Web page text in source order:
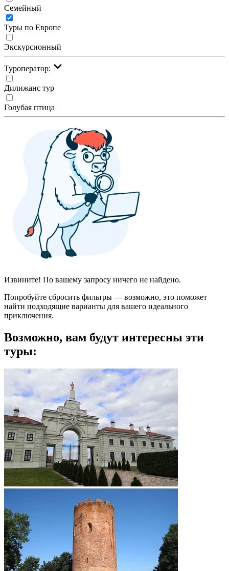
Семейный
Туры по Европе
Экскурсионный
Туроператор:
Дилижанс тур
Голубая птица
Извините! По вашему запросу ничего не найдено.
Попробуйте сбросить фильтры — возможно, это поможет
найти подходящие варианты для вашего идеального
приключения.
Возможно, вам будут интересны эти
туры: